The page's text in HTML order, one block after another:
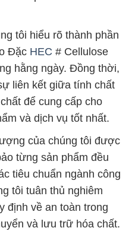
tôi hiểu rõ thành phần
Đặc HEC # Cellulose
hằng ngày. Đồng thời,
liên kết giữa tính chất
để cung cấp cho
và dịch vụ tốt nhất.
của chúng tôi được
từng sản phẩm đều
tiêu chuẩn ngành công
tôi tuân thủ nghiêm
định về an toàn trong
và lưu trữ hóa chất.